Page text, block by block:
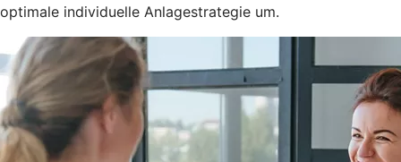
optimale individuelle Anlagestrategie um.